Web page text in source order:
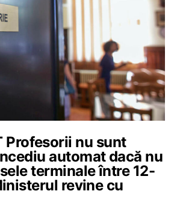
Profesorii nu sunt
automat dacă nu
terminale între 12-
revine cu